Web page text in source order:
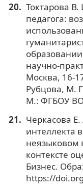
Токтарова В.
педагога:
научно-
Москва, 16-
Рубцова, М.
М.: ФГБОУ
Черкасова
интеллекта
неязыковом
контексте
Бизнес.
https://